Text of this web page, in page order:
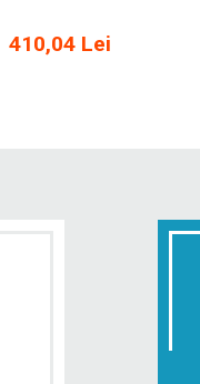
410,04 Lei